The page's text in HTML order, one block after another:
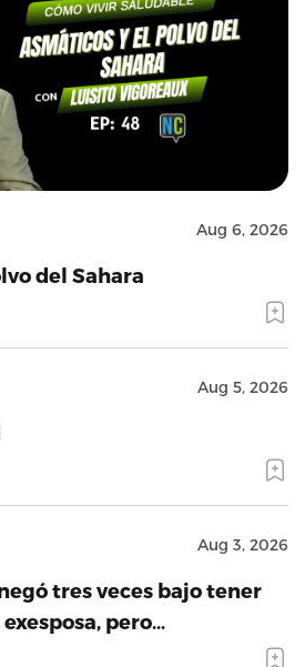
Aug 6, 2026
del Sahara
Aug 5, 2026
Aug 3, 2026
tres veces bajo tener
pero…